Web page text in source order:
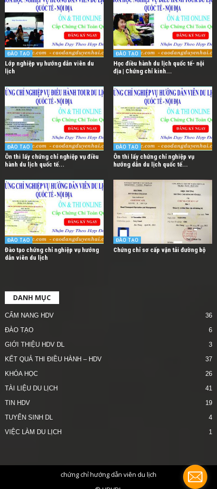
ĐÀO TẠO
Lớp nghiệp vụ hướng dẫn viên du
lịch
ĐÀO TẠO
Học điều hành du lịch quốc tế- nội
địa | Chứng chỉ kinh...
ĐÀO TẠO
Ôn thi lấy chứng chỉ nghiệp vụ điều
hành du lịch quốc tế...
ĐÀO TẠO
Ôn thi lấy chứng chỉ nghiệp vụ
hướng dẫn du lịch quốc tế...
ĐÀO TẠO
Đào tạo chứng chỉ nghiệp vụ hướng
dẫn viên du lịch
ĐÀO TẠO
Chứng chỉ sơ cấp vận tải đường bộ
DANH MỤC
CẨM NANG HDV
36
ĐÀO TẠO
6
GIỚI THIỆU HDV DL
3
KẾT QUẢ THI ĐIỀU HÀNH – HDV
37
KHÓA HỌC
26
TÀI LIỆU DU LỊCH
41
TIN HDV
19
TUYỂN SINH DL
4
VIỆC LÀM DU LỊCH
1
chứng chỉ hướng dẫn viên du lịch